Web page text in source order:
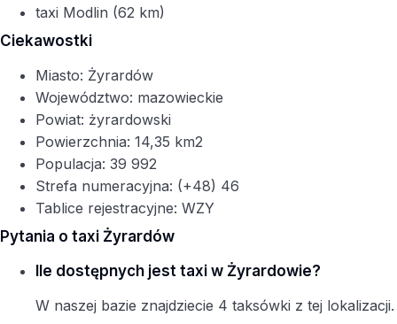
taxi Modlin (62 km)
Ciekawostki
Miasto: Żyrardów
Województwo: mazowieckie
Powiat: żyrardowski
Powierzchnia: 14,35 km2
Populacja: 39 992
Strefa numeracyjna: (+48) 46
Tablice rejestracyjne: WZY
Pytania o taxi Żyrardów
Ile dostępnych jest taxi w Żyrardowie?
W naszej bazie znajdziecie 4 taksówki z tej lokalizacji.